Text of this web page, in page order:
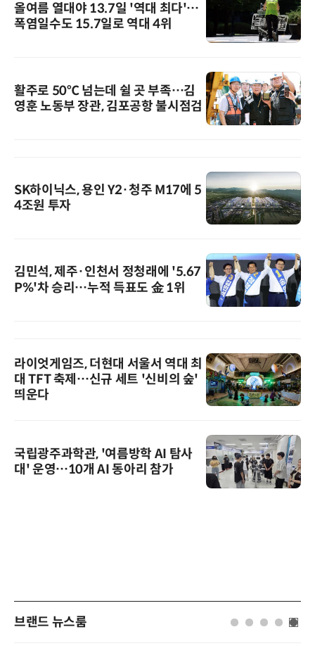
올여름 열대야 13.7일 '역대 최다'…
폭염일수도 15.7일로 역대 4위
활주로 50℃ 넘는데 쉴 곳 부족…김
영훈 노동부 장관, 김포공항 불시점검
SK하이닉스, 용인 Y2·청주 M17에 5
4조원 투자
김민석, 제주·인천서 정청래에 '5.67
P%'차 승리…누적 득표도 金 1위
라이엇게임즈, 더현대 서울서 역대 최
대 TFT 축제…신규 세트 '신비의 숲'
띄운다
국립광주과학관, '여름방학 AI 탐사
대' 운영…10개 AI 동아리 참가
브랜드 뉴스룸